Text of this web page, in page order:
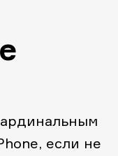
если не